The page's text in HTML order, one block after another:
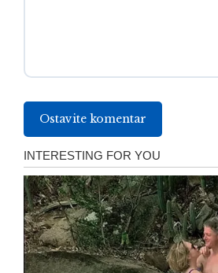
Ostavite komentar